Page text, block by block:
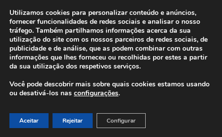
Utilizamos cookies para personalizar conteúdo e anúncios,
fornecer funcionalidades de redes sociais e analisar o nosso
tráfego. Também partilhamos informações acerca da sua
utilização do site com os nossos parceiros de redes sociais, de
publicidade e de análise, que as podem combinar com outras
informações que lhes forneceu ou recolhidas por estes a partir
da sua utilização dos respetivos serviços.
Você pode descobrir mais sobre quais cookies estamos usando
ou desativá-los nas configurações.
Aceitar Rejeitar Configurar